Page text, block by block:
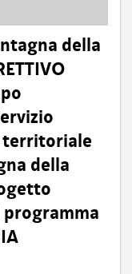
della
territoriale
della
programma